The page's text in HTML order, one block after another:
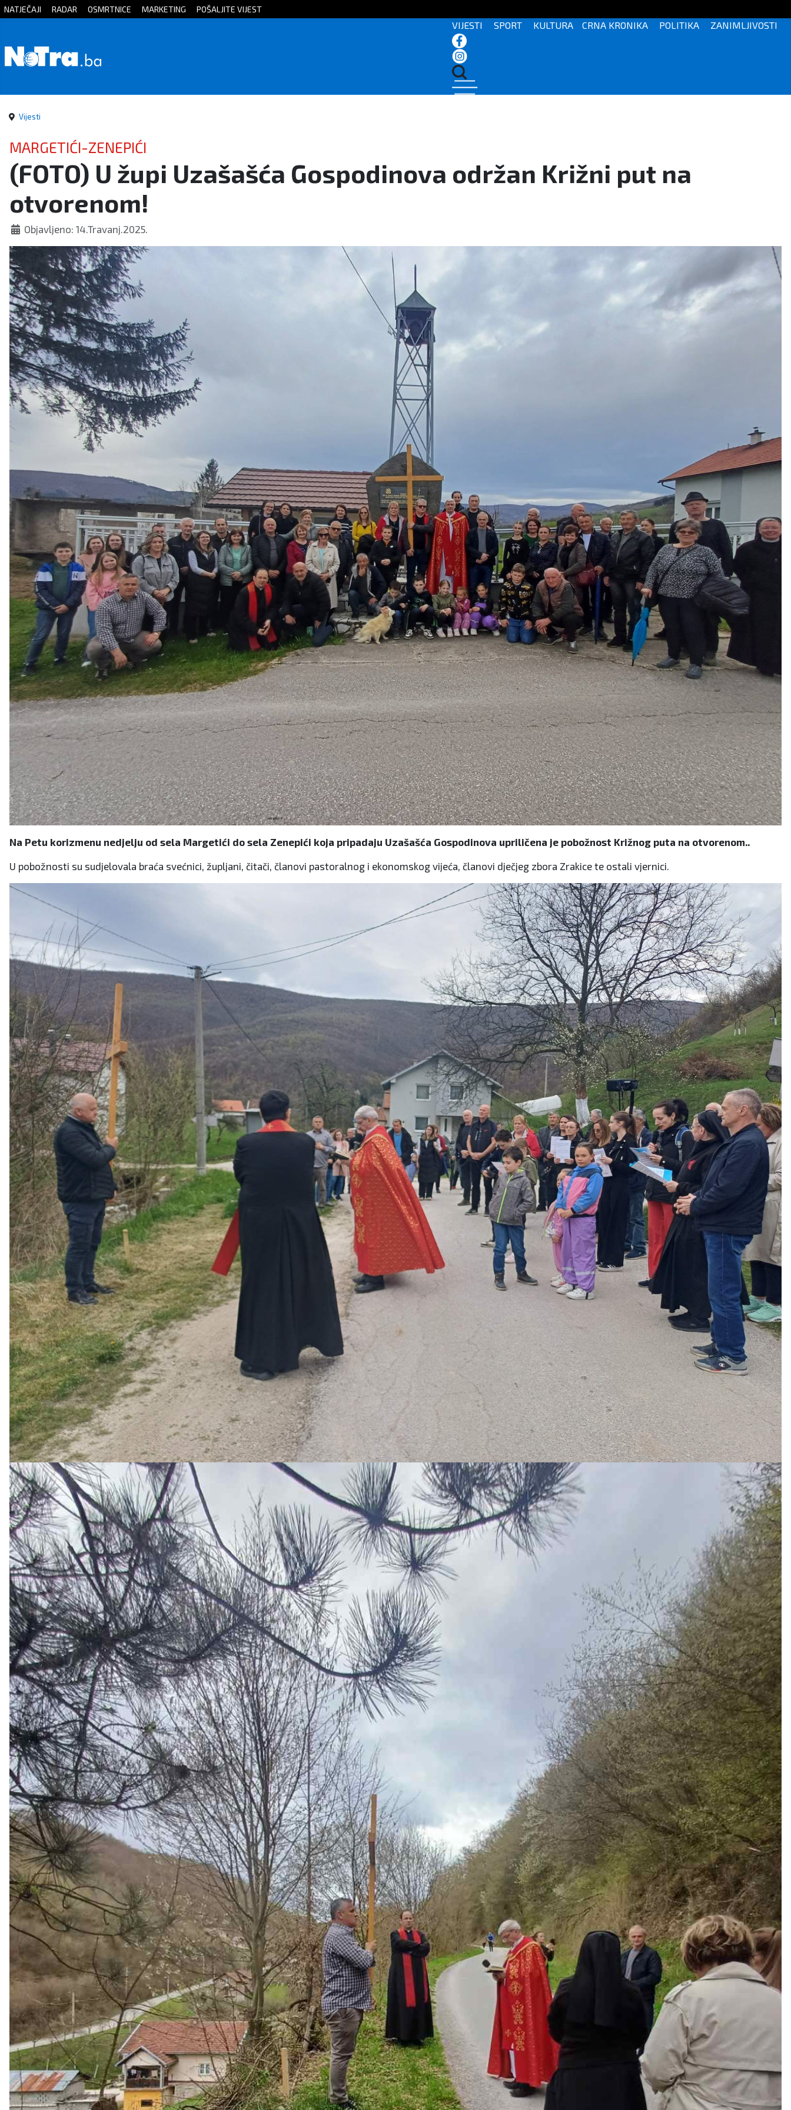
Početna
Sport
Kultura
Crna
kronika
Politika
Zanimljivosti
NATJEČAJI RADAR OSMRTNICE MARKETING POŠALJITE VIJEST
VIJESTI SPORT KULTURA CRNA KRONIKA POLITIKA ZANIMLJIVOSTI
Vijesti
MARGETIĆI-ZENEPIĆI
(FOTO) U župi Uzašašća Gospodinova održan Križni put na
otvorenom!
Objavljeno: 14.Travanj.2025.
Na Petu korizmenu nedjelju od sela Margetići do sela Zenepići koja pripadaju Uzašašća Gospodinova upriličena je pobožnost Križnog puta na otvorenom..
U pobožnosti su sudjelovala braća svećnici, župljani, čitači, članovi pastoralnog i ekonomskog vijeća, članovi dječjeg zbora Zrakice te ostali vjernici.